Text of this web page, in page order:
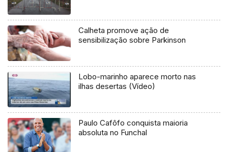
Calheta promove ação de
sensibilização sobre Parkinson
Lobo-marinho aparece morto nas
ilhas desertas (Vídeo)
Paulo Cafôfo conquista maioria
absoluta no Funchal